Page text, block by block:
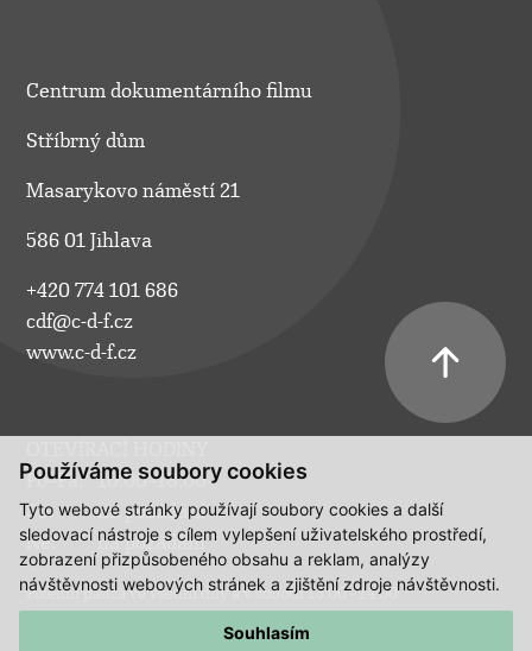
Používáme soubory cookies
Tyto webové stránky používají soubory cookies a další
sledovací nástroje s cílem vylepšení uživatelského prostředí,
zobrazení přizpůsobeného obsahu a reklam, analýzy
návštěvnosti webových stránek a zjištění zdroje návštěvnosti.
Souhlasím
Centrum dokumentárního filmu
Stříbrný dům
Masarykovo náměstí 21
586 01 Jihlava
+420 774 101 686
cdf@c-d-f.cz
www.c-d-f.cz
Po–Pá:
10.00–18.00
So:
na požádání
Ne:
na požádání
Polední pauza ve všední dny a v sobotu 13:00 - 14:00.